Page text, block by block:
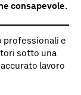
consapevole.
professionali e
sotto una
lavoro